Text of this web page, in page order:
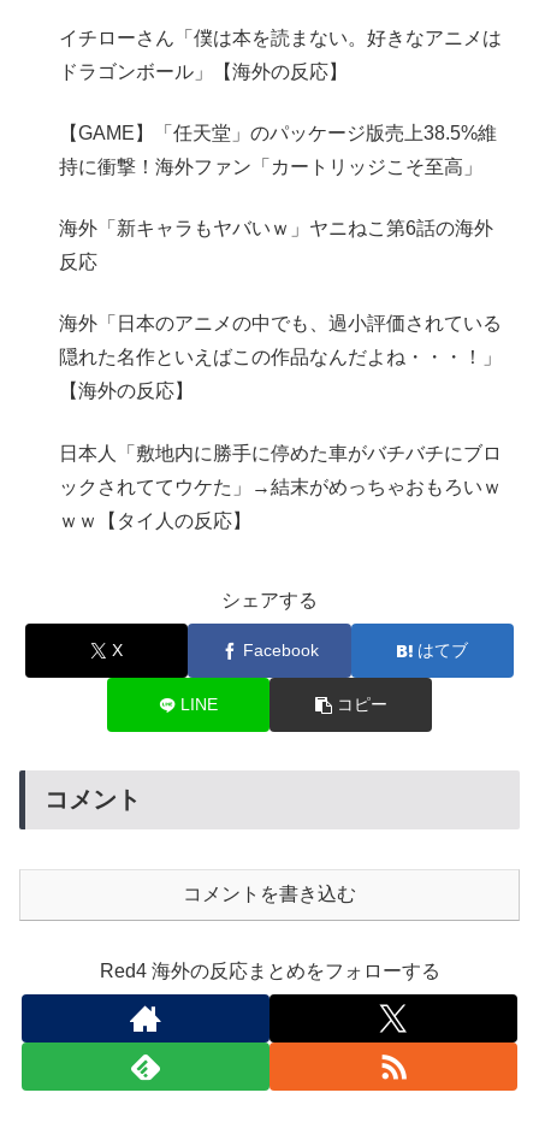
イチローさん「僕は本を読まない。好きなアニメは
ドラゴンボール」【海外の反応】
【GAME】「任天堂」のパッケージ版売上38.5%維
持に衝撃！海外ファン「カートリッジこそ至高」
海外「新キャラもヤバいｗ」ヤニねこ第6話の海外
反応
海外「日本のアニメの中でも、過小評価されている
隠れた名作といえばこの作品なんだよね・・・！」
【海外の反応】
日本人「敷地内に勝手に停めた車がバチバチにブロ
ックされててウケた」→結末がめっちゃおもろいｗ
ｗｗ【タイ人の反応】
シェアする
X Facebook はてブ
LINE コピー
コメント
コメントを書き込む
Red4 海外の反応まとめをフォローする